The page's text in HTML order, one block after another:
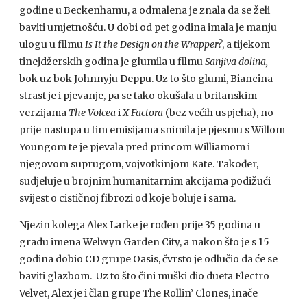
godine u Beckenhamu, a odmalena je znala da se želi
baviti umjetnošću. U dobi od pet godina imala je manju
ulogu u filmu Is It the Design on the Wrapper?, a tijekom
tinejdžerskih godina je glumila u filmu Sanjiva dolina,
bok uz bok Johnnyju Deppu. Uz to što glumi, Biancina
strast je i pjevanje, pa se tako okušala u britanskim
verzijama The Voiceai X Factora (bez većih uspjeha), no
prije nastupa u tim emisijama snimila je pjesmu s Willom
Youngom te je pjevala pred princom Williamom i
njegovom suprugom, vojvotkinjom Kate. Također,
sudjeluje u brojnim humanitarnim akcijama podižući
svijest o cističnoj fibrozi od koje boluje i sama.
Njezin kolega Alex Larke je rođen prije 35 godina u
gradu imena Welwyn Garden City, a nakon što je s 15
godina dobio CD grupe Oasis, čvrsto je odlučio da će se
baviti glazbom. Uz to što čini muški dio dueta Electro
Velvet, Alex je i član grupe The Rollin’ Clones, inače